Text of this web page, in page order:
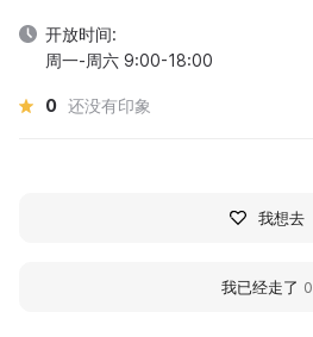
开放时间:
周一-周六 9:00-18:00
0 还没有印象
我想去
我已经走了 0